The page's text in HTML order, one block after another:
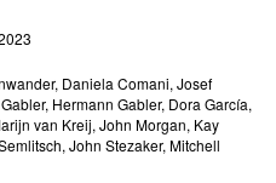
Daniela Comani, Josef
Hermann Gabler, Dora García,
van Kreij, John Morgan, Kay
John Stezaker, Mitchell